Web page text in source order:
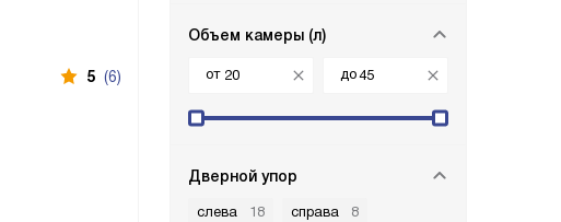
Объем камеры (л)
от до
Дверной упор
слева 18 справа 8
5 (6)